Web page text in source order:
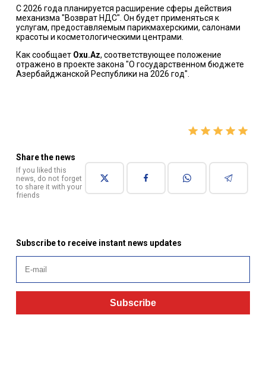
С 2026 года планируется расширение сферы действия
механизма "Возврат НДС". Он будет применяться к
услугам, предоставляемым парикмахерскими, салонами
красоты и косметологическими центрами.
Как сообщает Oxu.Az, соответствующее положение
отражено в проекте закона "О государственном бюджете
Азербайджанской Республики на 2026 год".
Share the news
If you liked this
news, do not forget
to share it with your
friends
Subscribe to receive instant news updates
Subscribe